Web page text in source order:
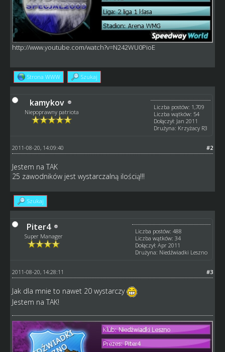
http://www.youtube.com/watch?v=N242WU0PioE
Strona WWW Szukaj
kamykov
Niepoprawny patriota
Liczba postów: 1,709
Liczba wątków: 54
Dołączył: Jan 2011
Drużyna: Krzyżacy R3
#2
2011-08-20, 14:09:40
Jestem na TAK
25 zawodników jest wystarczalną ilością!!!
Szukaj
Piter4
Super Manager
Liczba postów: 488
Liczba wątków: 34
Dołączył: Apr 2011
Drużyna: Niedźwiadki Leszno
#3
2011-08-20, 14:28:11
Jak dla mnie to nawet 20 wystarczy
Jestem na TAK!